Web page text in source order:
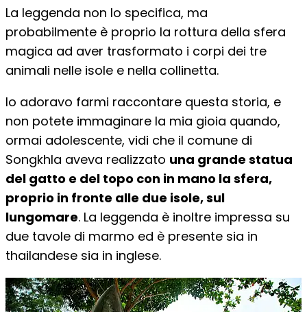
La leggenda non lo specifica, ma
probabilmente è proprio la rottura della sfera
magica ad aver trasformato i corpi dei tre
animali nelle isole e nella collinetta.
Io adoravo farmi raccontare questa storia, e
non potete immaginare la mia gioia quando,
ormai adolescente, vidi che il comune di
Songkhla aveva realizzato una grande statua
del gatto e del topo con in mano la sfera,
proprio in fronte alle due isole, sul
lungomare. La leggenda è inoltre impressa su
due tavole di marmo ed è presente sia in
thailandese sia in inglese.